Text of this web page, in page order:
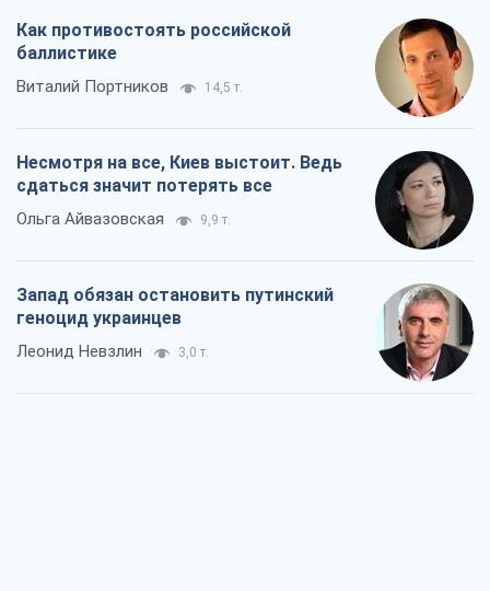
Как противостоять российской
баллистике
Виталий Портников 14,5 т.
Несмотря на все, Киев выстоит. Ведь
сдаться значит потерять все
Ольга Айвазовская 9,9 т.
Запад обязан остановить путинский
геноцид украинцев
Леонид Невзлин 3,0 т.